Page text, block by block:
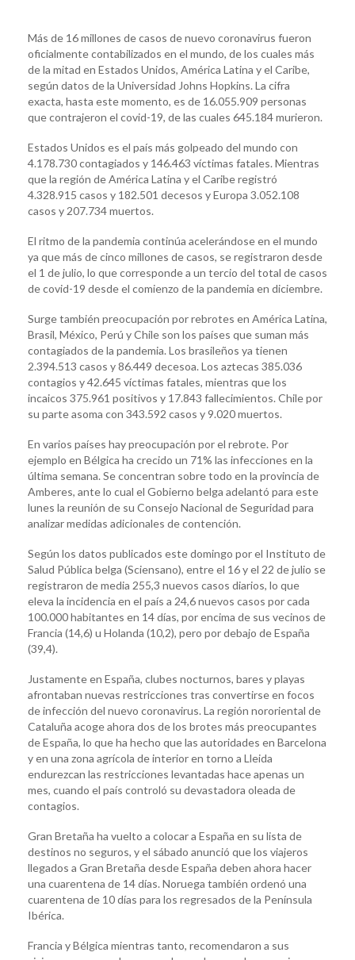
Más de 16 millones de casos de nuevo coronavirus fueron
oficialmente contabilizados en el mundo, de los cuales más
de la mitad en Estados Unidos, América Latina y el Caribe,
según datos de la Universidad Johns Hopkins. La cifra
exacta, hasta este momento, es de 16.055.909 personas
que contrajeron el covid-19, de las cuales 645.184 murieron.
Estados Unidos es el país más golpeado del mundo con
4.178.730 contagiados y 146.463 víctimas fatales. Mientras
que la región de América Latina y el Caribe registró
4.328.915 casos y 182.501 decesos y Europa 3.052.108
casos y 207.734 muertos.
El ritmo de la pandemia continúa acelerándose en el mundo
ya que más de cinco millones de casos, se registraron desde
el 1 de julio, lo que corresponde a un tercio del total de casos
de covid-19 desde el comienzo de la pandemia en diciembre.
Surge también preocupación por rebrotes en América Latina,
Brasil, México, Perú y Chile son los países que suman más
contagiados de la pandemia. Los brasileños ya tienen
2.394.513 casos y 86.449 decesoa. Los aztecas 385.036
contagios y 42.645 víctimas fatales, mientras que los
incaicos 375.961 positivos y 17.843 fallecimientos. Chile por
su parte asoma con 343.592 casos y 9.020 muertos.
En varios países hay preocupación por el rebrote. Por
ejemplo en Bélgica ha crecido un 71% las infecciones en la
última semana. Se concentran sobre todo en la provincia de
Amberes, ante lo cual el Gobierno belga adelantó para este
lunes la reunión de su Consejo Nacional de Seguridad para
analizar medidas adicionales de contención.
Según los datos publicados este domingo por el Instituto de
Salud Pública belga (Sciensano), entre el 16 y el 22 de julio se
registraron de media 255,3 nuevos casos diarios, lo que
eleva la incidencia en el país a 24,6 nuevos casos por cada
100.000 habitantes en 14 días, por encima de sus vecinos de
Francia (14,6) u Holanda (10,2), pero por debajo de España
(39,4).
Justamente en España, clubes nocturnos, bares y playas
afrontaban nuevas restricciones tras convertirse en focos
de infección del nuevo coronavirus. La región nororiental de
Cataluña acoge ahora dos de los brotes más preocupantes
de España, lo que ha hecho que las autoridades en Barcelona
y en una zona agrícola de interior en torno a Lleida
endurezcan las restricciones levantadas hace apenas un
mes, cuando el país controló su devastadora oleada de
contagios.
Gran Bretaña ha vuelto a colocar a España en su lista de
destinos no seguros, y el sábado anunció que los viajeros
llegados a Gran Bretaña desde España deben ahora hacer
una cuarentena de 14 días. Noruega también ordenó una
cuarentena de 10 días para los regresados de la Península
Ibérica.
Francia y Bélgica mientras tanto, recomendaron a sus